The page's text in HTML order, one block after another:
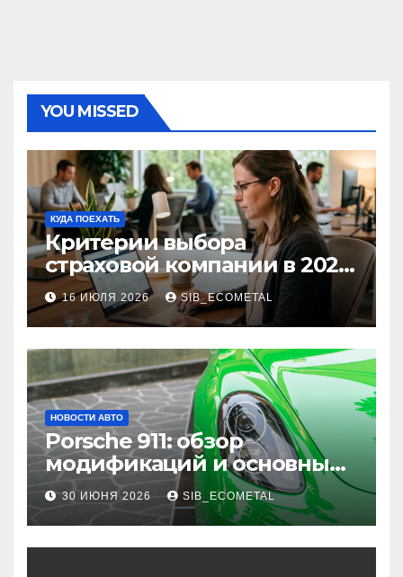
YOU MISSED
КУДА ПОЕХАТЬ
Критерии выбора
страховой компании в 2026
году: надежность и
реальные отзывы о
выплатах
16 ИЮЛЯ 2026 SIB_ECOMETAL
НОВОСТИ АВТО
Porsche 911: обзор
модификаций и основные
характеристики
30 ИЮНЯ 2026 SIB_ECOMETAL